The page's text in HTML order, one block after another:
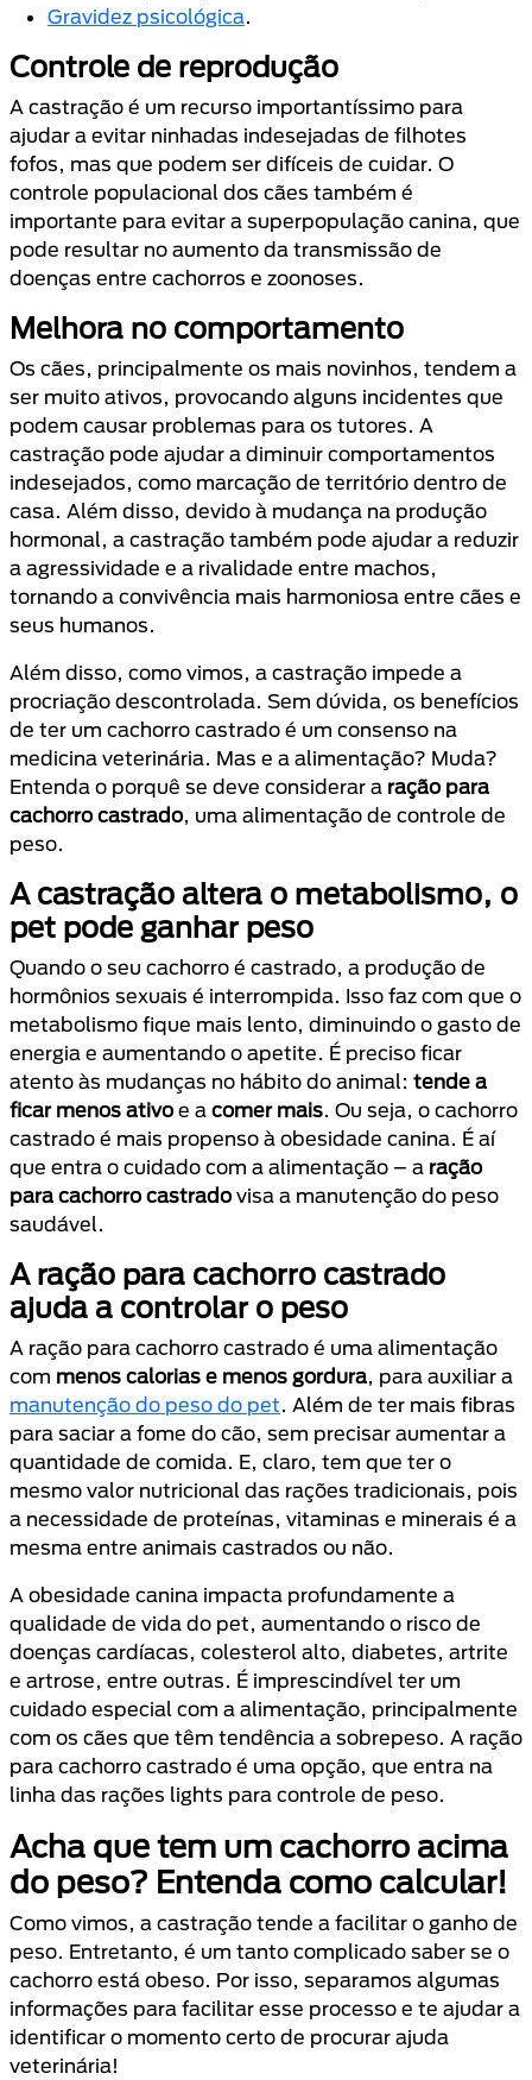
Gravidez psicológica.
Controle de reprodução
A castração é um recurso importantíssimo para
ajudar a evitar ninhadas indesejadas de filhotes
fofos, mas que podem ser difíceis de cuidar. O
controle populacional dos cães também é
importante para evitar a superpopulação canina, que
pode resultar no aumento da transmissão de
doenças entre cachorros e zoonoses.
Melhora no comportamento
Os cães, principalmente os mais novinhos, tendem a
ser muito ativos, provocando alguns incidentes que
podem causar problemas para os tutores. A
castração pode ajudar a diminuir comportamentos
indesejados, como marcação de território dentro de
casa. Além disso, devido à mudança na produção
hormonal, a castração também pode ajudar a reduzir
a agressividade e a rivalidade entre machos,
tornando a convivência mais harmoniosa entre cães e
seus humanos.
Além disso, como vimos, a castração impede a
procriação descontrolada. Sem dúvida, os benefícios
de ter um cachorro castrado é um consenso na
medicina veterinária. Mas e a alimentação? Muda?
Entenda o porquê se deve considerar a ração para
cachorro castrado, uma alimentação de controle de
peso.
A castração altera o metabolismo, o
pet pode ganhar peso
Quando o seu cachorro é castrado, a produção de
hormônios sexuais é interrompida. Isso faz com que o
metabolismo fique mais lento, diminuindo o gasto de
energia e aumentando o apetite. É preciso ficar
atento às mudanças no hábito do animal: tende a
ficar menos ativoe a comer mais. Ou seja, o cachorro
castrado é mais propenso à obesidade canina. É aí
que entra o cuidado com a alimentação – a ração
para cachorro castradovisa a manutenção do peso
saudável.
A ração para cachorro castrado
ajuda a controlar o peso
A ração para cachorro castrado é uma alimentação
com menos calorias e menos gordura, para auxiliar a
manutenção do peso do pet. Além de ter mais fibras
para saciar a fome do cão, sem precisar aumentar a
quantidade de comida. E, claro, tem que ter o
mesmo valor nutricional das rações tradicionais, pois
a necessidade de proteínas, vitaminas e minerais é a
mesma entre animais castrados ou não.
A obesidade canina impacta profundamente a
qualidade de vida do pet, aumentando o risco de
doenças cardíacas, colesterol alto, diabetes, artrite
e artrose, entre outras. É imprescindível ter um
cuidado especial com a alimentação, principalmente
com os cães que têm tendência a sobrepeso. A ração
para cachorro castrado é uma opção, que entra na
linha das rações lights para controle de peso.
Acha que tem um cachorro acima
do peso? Entenda como calcular!
Como vimos, a castração tende a facilitar o ganho de
peso. Entretanto, é um tanto complicado saber se o
cachorro está obeso. Por isso, separamos algumas
informações para facilitar esse processo e te ajudar a
identificar o momento certo de procurar ajuda
veterinária!